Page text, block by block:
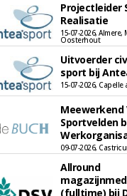
Projectleider
Realisatie
15-07-2026,
Oosterhout
Uitvoerder
sport bij
15-07-2026,
Meewerkend
Sportvelden
09-07-2026,
Allround
(fulltime) bij